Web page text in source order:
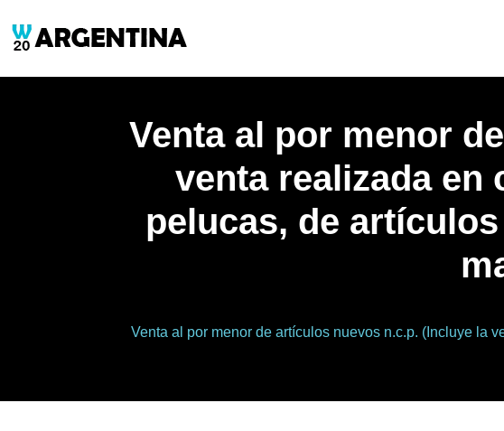
Venta al por menor
venta realizada en
pelucas, de
Venta al por menor de artículos nuevos n.c.p. (Incluye la